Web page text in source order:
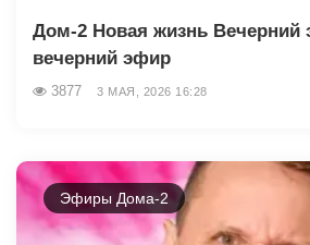
Дом-2 Новая жизнь Вечерний
вечерний эфир
3877 3 МАЯ, 2026 16:28
Эфиры Дома-2